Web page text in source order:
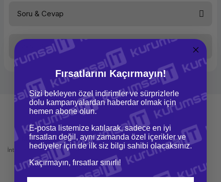
Yorum Yaz
Soru & Cevap
Ürün hakkında henüz soru sorulmamış.
Taksit Seçenekleri
Mağazadan Teslimat
İnternetten sipariş et ve mağazadan
teslim al
İade ve Değişim
Kolay iade ve değişim imkanı
Fırsatlarını Kaçırmayın!
Sizi bekleyen özel indirimler ve sürprizlerle
dolu kampanyalardan haberdar olmak için
hemen abone olun.
E-posta listemize katılarak, sadece en iyi
fırsatları değil, aynı zamanda özel içerikler ve
hediyeler için de ilk siz bilgi sahibi olacaksınız.
Kaçırmayın, fırsatlar sınırlı!